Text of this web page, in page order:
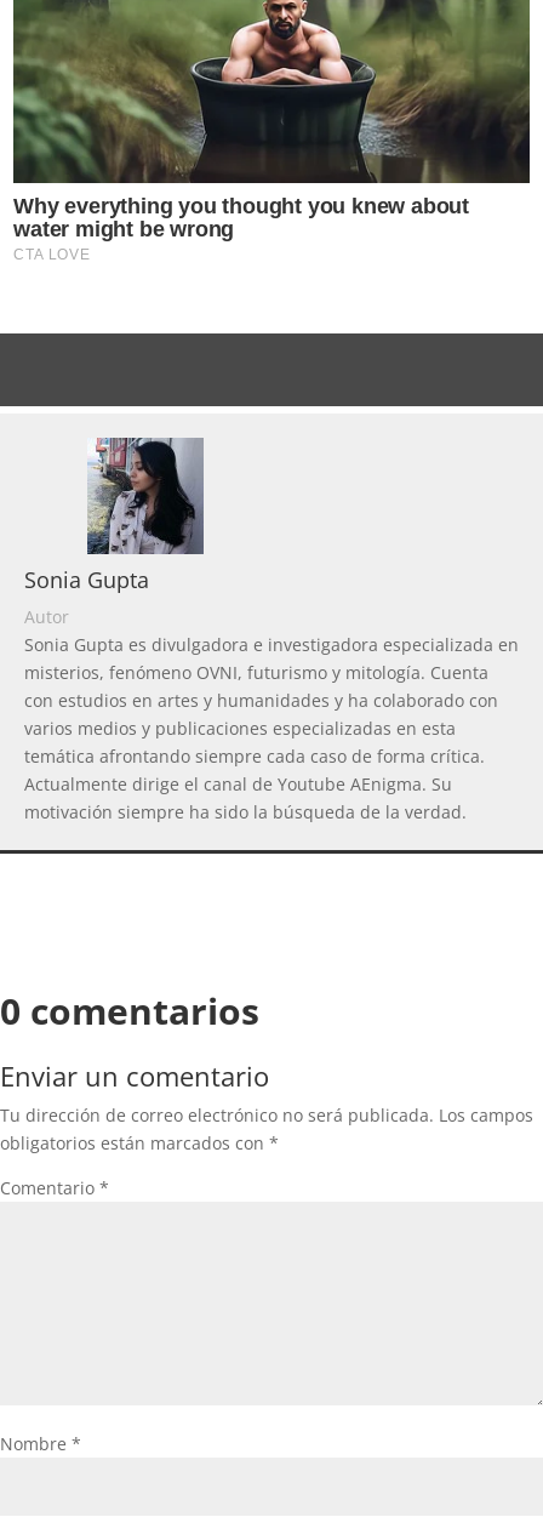
Sonia Gupta
Autor
Sonia Gupta es divulgadora e investigadora especializada en
misterios, fenómeno OVNI, futurismo y mitología. Cuenta
con estudios en artes y humanidades y ha colaborado con
varios medios y publicaciones especializadas en esta
temática afrontando siempre cada caso de forma crítica.
Actualmente dirige el canal de Youtube AEnigma. Su
motivación siempre ha sido la búsqueda de la verdad.
0 comentarios
Enviar un comentario
Tu dirección de correo electrónico no será publicada. Los campos
obligatorios están marcados con *
Comentario *
Nombre *